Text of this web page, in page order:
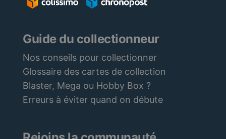
Guide du collectionneur
Nos conseils pour collectionner
Glossaire des cartes de collection
Blaster, Mega ou Hobby Box ?
Erreurs à éviter quand on débute